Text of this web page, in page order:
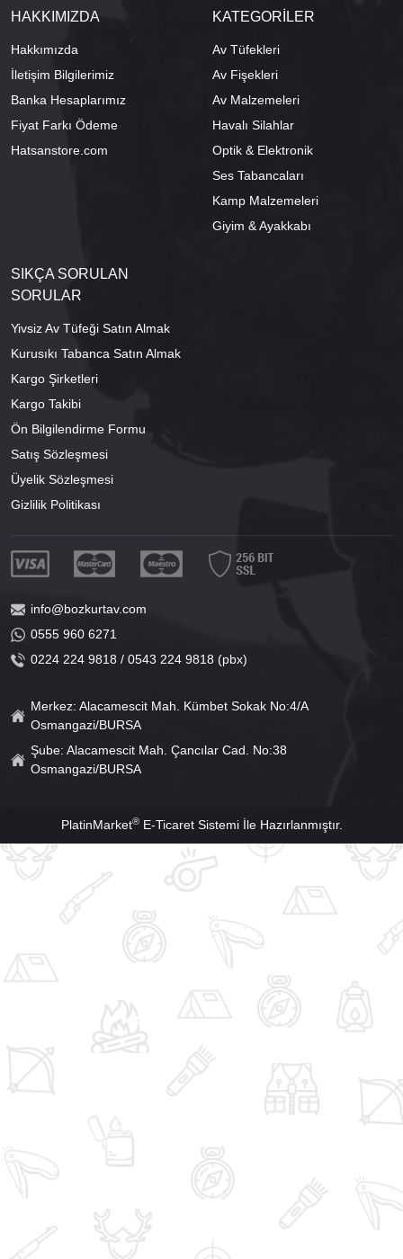
HAKKIMIZDA
Hakkımızda
İletişim Bilgilerimiz
Banka Hesaplarımız
Fiyat Farkı Ödeme
Hatsanstore.com
KATEGORİLER
Av Tüfekleri
Av Fişekleri
Av Malzemeleri
Havalı Silahlar
Optik & Elektronik
Ses Tabancaları
Kamp Malzemeleri
Giyim & Ayakkabı
SIKÇA SORULAN
SORULAR
Yivsiz Av Tüfeği Satın Almak
Kurusıkı Tabanca Satın Almak
Kargo Şirketleri
Kargo Takibi
Ön Bilgilendirme Formu
Satış Sözleşmesi
Üyelik Sözleşmesi
Gizlilik Politikası
info@bozkurtav.com
0555 960 6271
0224 224 9818 / 0543 224 9818 (pbx)
Merkez: Alacamescit Mah. Kümbet Sokak No:4/A
Osmangazi/BURSA
Şube: Alacamescit Mah. Çancılar Cad. No:38
Osmangazi/BURSA
PlatinMarket®E-Ticaret Sistemiİle Hazırlanmıştır.